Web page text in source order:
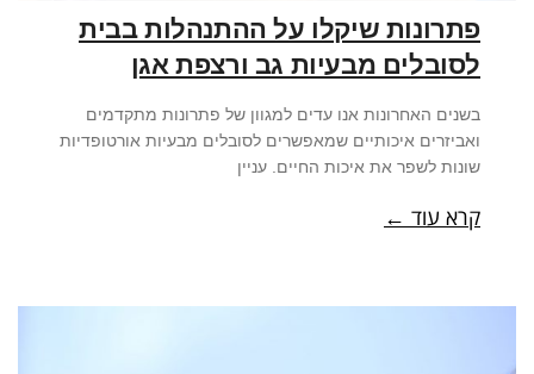
פתרונות שיקלו על ההתנהלות בבית
לסובלים מבעיות גב ורצפת אגן
בשנים האחרונות אנו עדים למגוון של פתרונות מתקדמים
ואביזרים איכותיים שמאפשרים לסובלים מבעיות אורטופדיות
שונות לשפר את איכות החיים. עניין
קרא עוד ←